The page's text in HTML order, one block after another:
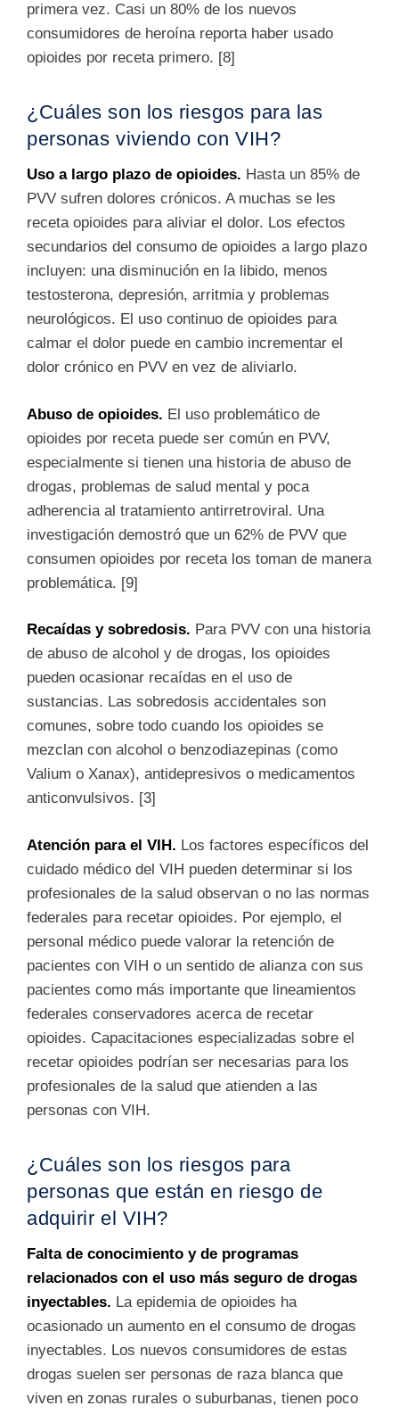
primera vez. Casi un 80% de los nuevos
consumidores de heroína reporta haber usado
opioides por receta primero. [8]
¿Cuáles son los riesgos para las
personas viviendo con VIH?
Uso a largo plazo de opioides. Hasta un 85% de
PVV sufren dolores crónicos. A muchas se les
receta opioides para aliviar el dolor. Los efectos
secundarios del consumo de opioides a largo plazo
incluyen: una disminución en la libido, menos
testosterona, depresión, arritmia y problemas
neurológicos. El uso continuo de opioides para
calmar el dolor puede en cambio incrementar el
dolor crónico en PVV en vez de aliviarlo.
Abuso de opioides. El uso problemático de
opioides por receta puede ser común en PVV,
especialmente si tienen una historia de abuso de
drogas, problemas de salud mental y poca
adherencia al tratamiento antirretroviral. Una
investigación demostró que un 62% de PVV que
consumen opioides por receta los toman de manera
problemática. [9]
Recaídas y sobredosis. Para PVV con una historia
de abuso de alcohol y de drogas, los opioides
pueden ocasionar recaídas en el uso de
sustancias. Las sobredosis accidentales son
comunes, sobre todo cuando los opioides se
mezclan con alcohol o benzodiazepinas (como
Valium o Xanax), antidepresivos o medicamentos
anticonvulsivos. [3]
Atención para el VIH. Los factores específicos del
cuidado médico del VIH pueden determinar si los
profesionales de la salud observan o no las normas
federales para recetar opioides. Por ejemplo, el
personal médico puede valorar la retención de
pacientes con VIH o un sentido de alianza con sus
pacientes como más importante que lineamientos
federales conservadores acerca de recetar
opioides. Capacitaciones especializadas sobre el
recetar opioides podrían ser necesarias para los
profesionales de la salud que atienden a las
personas con VIH.
¿Cuáles son los riesgos para
personas que están en riesgo de
adquirir el VIH?
Falta de conocimiento y de programas
relacionados con el uso más seguro de drogas
inyectables. La epidemia de opioides ha
ocasionado un aumento en el consumo de drogas
inyectables. Los nuevos consumidores de estas
drogas suelen ser personas de raza blanca que
viven en zonas rurales o suburbanas, tienen poco